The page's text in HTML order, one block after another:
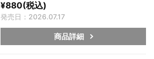
¥880(税込)
発売日：2026.07.17
商品詳細